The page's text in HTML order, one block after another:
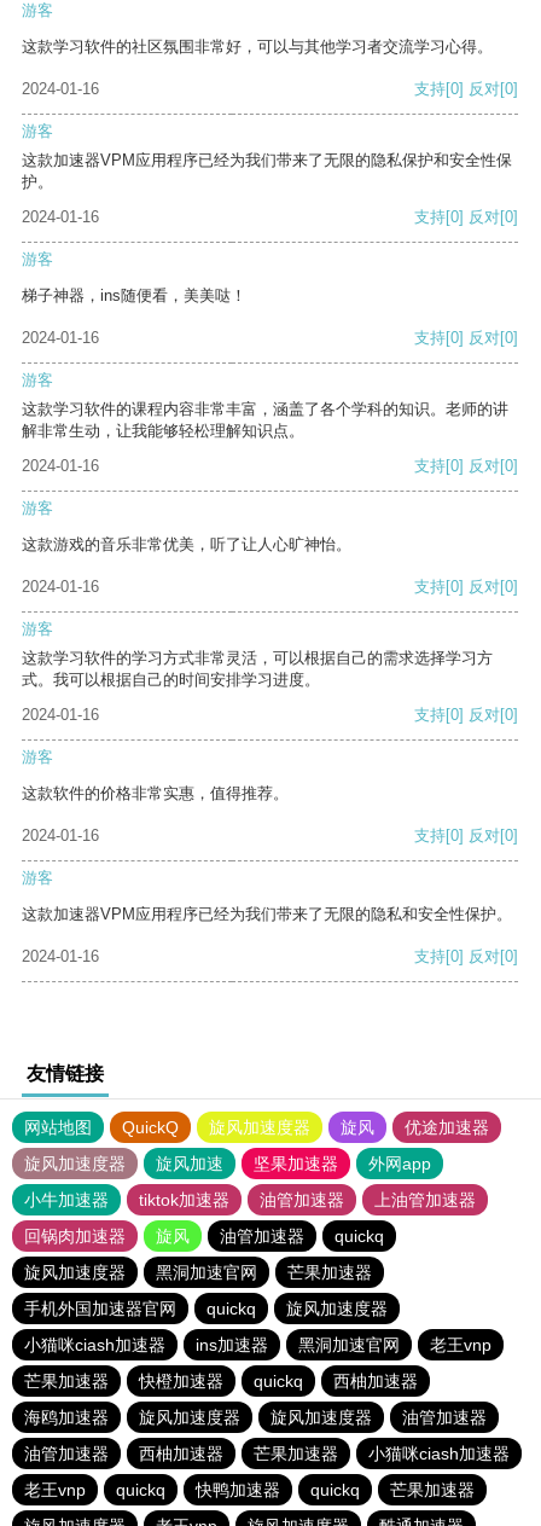
游客
这款学习软件的社区氛围非常好，可以与其他学习者交流学习心得。
2024-01-16 支持[0] 反对[0]
游客
这款加速器VPM应用程序已经为我们带来了无限的隐私保护和安全性保
护。
2024-01-16
支持[0] 反对[0]
游客
梯子神器，ins随便看，美美哒！
2024-01-16 支持[0] 反对[0]
游客
这款学习软件的课程内容非常丰富，涵盖了各个学科的知识。老师的讲
解非常生动，让我能够轻松理解知识点。
2024-01-16
支持[0] 反对[0]
游客
这款游戏的音乐非常优美，听了让人心旷神怡。
2024-01-16 支持[0] 反对[0]
游客
这款学习软件的学习方式非常灵活，可以根据自己的需求选择学习方
式。我可以根据自己的时间安排学习进度。
2024-01-16
支持[0] 反对[0]
游客
这款软件的价格非常实惠，值得推荐。
2024-01-16 支持[0] 反对[0]
游客
这款加速器VPM应用程序已经为我们带来了无限的隐私和安全性保护。
2024-01-16 支持[0] 反对[0]
友情链接
网站地图 QuickQ 旋风加速度器 旋风
优途加速器
旋风加速度器
旋风加速 坚果加速器
外网app
小牛加速器
tiktok加速器 油管加速器
上油管加速器
回锅肉加速器
旋风 油管加速器
quickq
旋风加速度器
黑洞加速官网
芒果加速器
手机外国加速器官网
quickq
旋风加速度器
小猫咪ciash加速器
ins加速器 黑洞加速官网
老王vnp
芒果加速器
快橙加速器 quickq
西柚加速器
海鸥加速器
旋风加速度器 旋风加速度器
油管加速器
油管加速器
西柚加速器 芒果加速器
小猫咪ciash加速器
老王vnp
quickq 快鸭加速器 quickq
芒果加速器